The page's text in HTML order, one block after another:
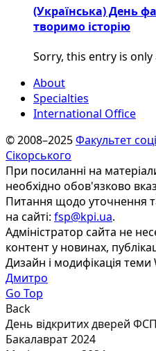
(Українська) День
творимо історію
Sorry, this entry is only
About
Specialties
International Office
© 2008–2025Факультет
Сікорського
При посиланні на
необхідно обов'язково
Питання щодо уточнення
на сайті: fsp@kpi.ua.
Адміністратор сайта не
контент у новинах,
Дизайн і модифікація
Дмитро
Go Top
Back
День відкритих дверей ФСП
Бакалаврат 2024